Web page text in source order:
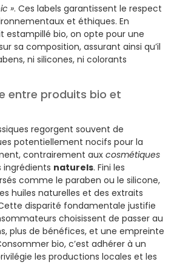
». Ces labels garantissent le respect
et éthiques. En
estampillé bio, on opte pour une
sa composition, assurant ainsi qu’il
ni silicones, ni colorants
entre produits bio et
regorgent souvent de
potentiellement nocifs pour la
contrairement aux cosmétiques
ingrédients naturels. Fini les
comme le paraben ou le silicone,
huiles naturelles et des extraits
disparité fondamentale justifie
choisissent de passer au
plus de bénéfices, et une empreinte
bio, c’est adhérer à un
les productions locales et les